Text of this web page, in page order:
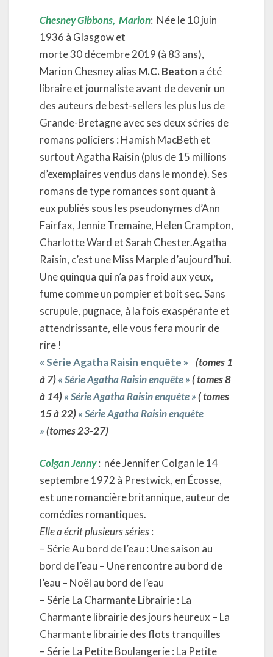
Chesney Gibbons, Marion: Née le 10 juin
1936 à Glasgow et
morte30 décembre 2019 (à 83 ans),
Marion Chesney alias M.C. Beaton a été
libraire et journaliste avant de devenir un
des auteurs de best-sellers les plus lus de
Grande-Bretagne avec ses deux séries de
romans policiers : Hamish MacBeth et
surtout Agatha Raisin (plus de 15 millions
d’exemplaires vendus dans le monde). Ses
romans de type romances sont quant à
eux publiés sous les pseudonymes d’Ann
Fairfax, Jennie Tremaine, Helen Crampton,
Charlotte Ward et Sarah Chester.Agatha
Raisin, c’est une Miss Marple d’aujourd’hui.
Une quinqua qui n’a pas froid aux yeux,
fume comme un pompier et boit sec. Sans
scrupule, pugnace, à la fois exaspérante et
attendrissante, elle vous fera mourir de
rire !
« Série Agatha Raisin enquête »
(tomes 1
à 7)« Série Agatha Raisin enquête »( tomes 8
à 14)« Série Agatha Raisin enquête »( tomes
15 à 22)« Série Agatha Raisin enquête
»(tomes 23-27)
Colgan Jenny: née Jennifer Colgan le 14
septembre 1972 à Prestwick, en Écosse,
est une romancière britannique, auteur de
comédies romantiques.
Elle a écrit plusieurs séries:
– Série Au bord de l’eau : Une saison au
bord de l’eau – Une rencontre au bord de
l’eau – Noël au bord de l’eau
– Série La Charmante Librairie : La
Charmante librairie des jours heureux – La
Charmante librairie des flots tranquilles
– Série La Petite Boulangerie : La Petite